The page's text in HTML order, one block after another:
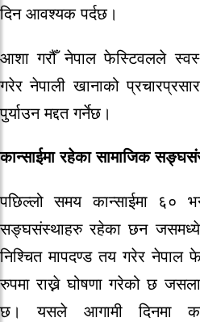
दिन आवश्यक पर्दछ।
आशा गरौँ नेपाल फेस्टिवलले
गरेर नेपाली खानाको
पुर्याउन मद्दत गर्नेछ।
कान्साईमा रहेका सामाजिक
पछिल्लो समय कान्साईमा ६०
सङ्घसंस्थाहरु रहेका छन
निश्चित मापदण्ड तय गरेर
रुपमा राख्ने घोषणा गरेको छ
छ। यसले आगामी दिनमा